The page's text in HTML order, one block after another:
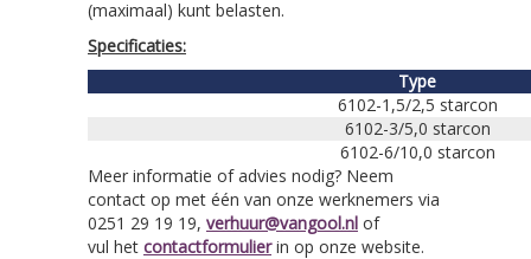
(maximaal) kunt belasten.
Specificaties:
Type
6102-1,5/2,5 starcon
6102-3/5,0 starcon
6102-6/10,0 starcon
Meer informatie of advies nodig? Neem
contact op met één van onze werknemers via
0251 29 19 19, verhuur@vangool.nl of
vul het contactformulierin op onze website.